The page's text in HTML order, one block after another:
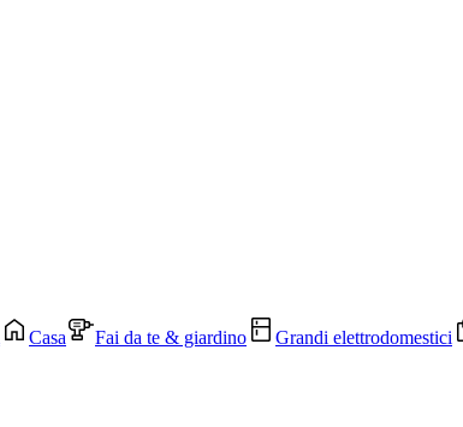
Casa Fai da te & giardino Grandi elettrodomestici